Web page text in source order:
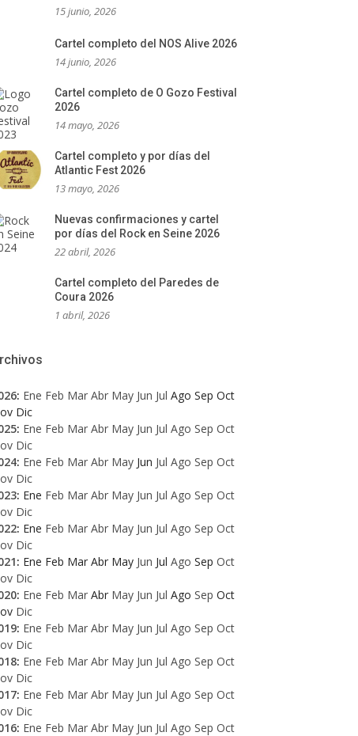
15 junio, 2026
Cartel completo del NOS Alive 2026
14 junio, 2026
Cartel completo de O Gozo Festival
2026
14 mayo, 2026
Cartel completo y por días del
Atlantic Fest 2026
13 mayo, 2026
Nuevas confirmaciones y cartel
por días del Rock en Seine 2026
22 abril, 2026
Cartel completo del Paredes de
Coura 2026
1 abril, 2026
: Ene Feb Mar Abr May Jun Jul Ago Sep Oct
Dic
: Ene Feb Mar Abr May Jun Jul Ago Sep Oct
Dic
: Ene Feb Mar Abr May Jun Jul Ago Sep Oct
Dic
: Ene Feb Mar Abr May Jun Jul Ago Sep Oct
Dic
: Ene Feb Mar Abr May Jun Jul Ago Sep Oct
Dic
: Ene Feb Mar Abr May Jun Jul Ago Sep Oct
Dic
: Ene Feb Mar Abr May Jun Jul Ago Sep Oct
Dic
: Ene Feb Mar Abr May Jun Jul Ago Sep Oct
Dic
: Ene Feb Mar Abr May Jun Jul Ago Sep Oct
Dic
: Ene Feb Mar Abr May Jun Jul Ago Sep Oct
Dic
: Ene Feb Mar Abr May Jun Jul Ago Sep Oct